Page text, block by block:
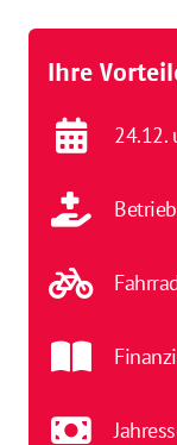
Ihre
24.12.